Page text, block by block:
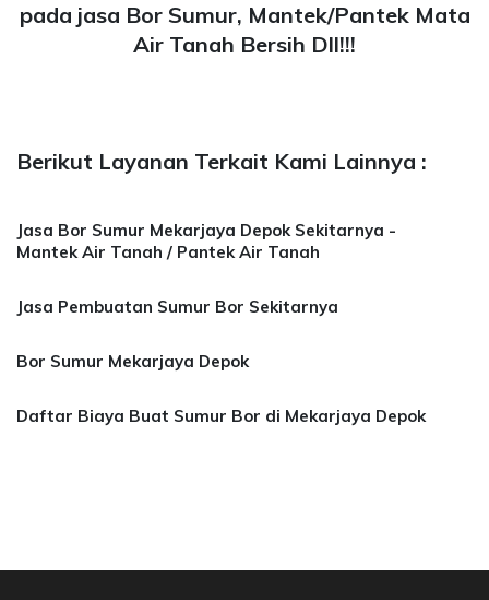
pada jasa Bor Sumur, Mantek/Pantek Mata
Air Tanah Bersih Dll!!!
Berikut Layanan Terkait Kami Lainnya :
Jasa Bor Sumur Mekarjaya Depok Sekitarnya -
Mantek Air Tanah / Pantek Air Tanah
Jasa Pembuatan Sumur Bor Sekitarnya
Bor Sumur Mekarjaya Depok
Daftar Biaya Buat Sumur Bor di Mekarjaya Depok